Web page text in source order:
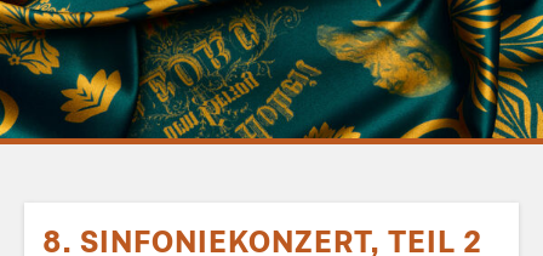
8. SINFONIEKONZERT, TEIL 2